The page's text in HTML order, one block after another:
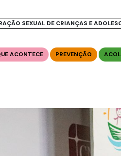
SEXUAL DE CRIANÇAS E
ACONTECE PREVENÇÃO